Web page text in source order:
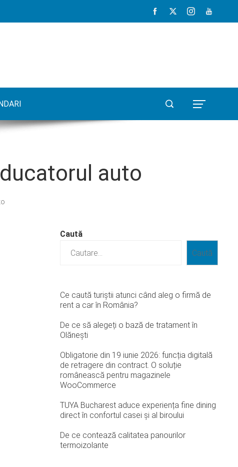
auto
Caută
Caută
Ce caută turiștii atunci când aleg o firmă de
rent a car în România?
De ce să alegeți o bază de tratament în
Olănești
Obligatorie din 19 iunie 2026: funcția digitală
de retragere din contract. O soluție
românească pentru magazinele
WooCommerce
TUYA Bucharest aduce experiența fine dining
direct în confortul casei și al biroului
De ce contează calitatea panourilor
termoizolante